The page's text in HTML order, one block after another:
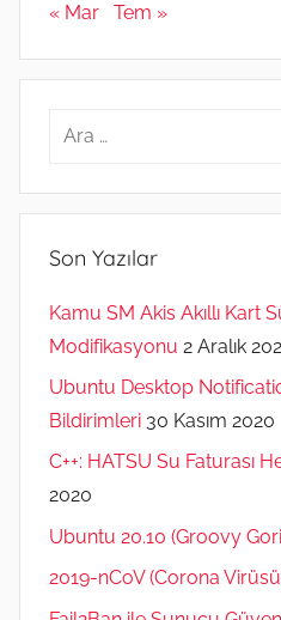
« Mar Tem »
Arama:
Son Yazılar
Kamu SM Akis Akıllı Kart
Modifikasyonu 2 Aralık
Ubuntu Desktop
Bildirimleri 30 Kasım 2020
C++: HATSU Su Faturası
2020
Ubuntu 20.10 (Groovy
2019-nCoV (Corona